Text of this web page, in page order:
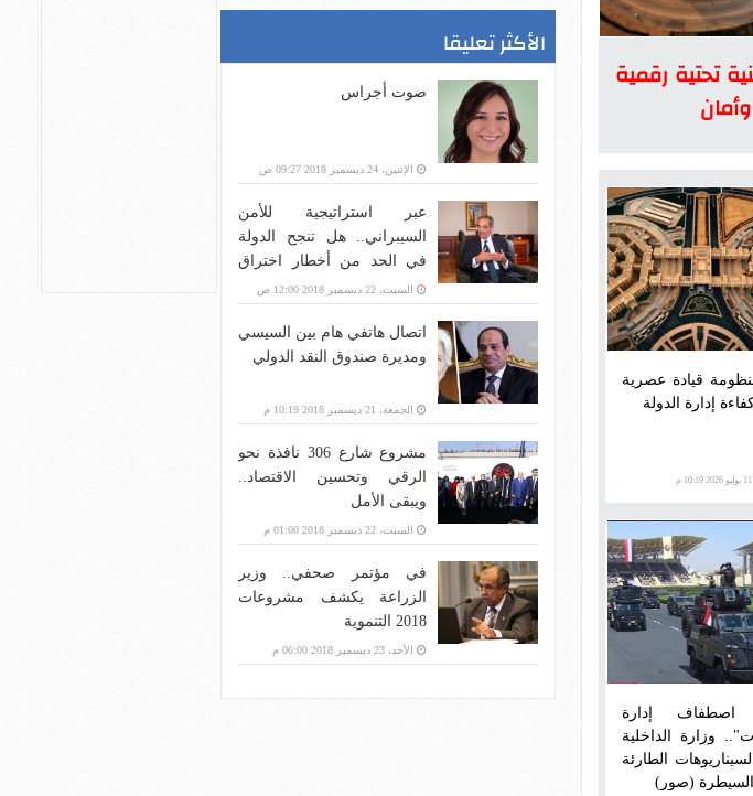
تحتية رقمية
قيادة عصرية
إدارة الدولة
إدارة
وزارة الداخلية
الطارئة
(صور)
الأكثر تعليقا
صوت أجراس
الإثنين، 24 ديسمبر 2018 09:27 ص
عبر استراتيجية للأمن
السيبراني.. هل تنجح الدولة
في الحد من أخطار اختراق
بنية الاتصالات؟
السبت، 22 ديسمبر 2018 12:00 ص
اتصال هاتفي هام بين السيسي
ومديرة صندوق النقد الدولي
الجمعة، 21 ديسمبر 2018 10:19 م
مشروع شارع 306 نافذة نحو
الرقي وتحسين الاقتصاد..
ويبقى الأمل
السبت، 22 ديسمبر 2018 01:00 م
في مؤتمر صحفي.. وزير
الزراعة يكشف مشروعات
2018 التنموية
الأحد، 23 ديسمبر 2018 06:00 م